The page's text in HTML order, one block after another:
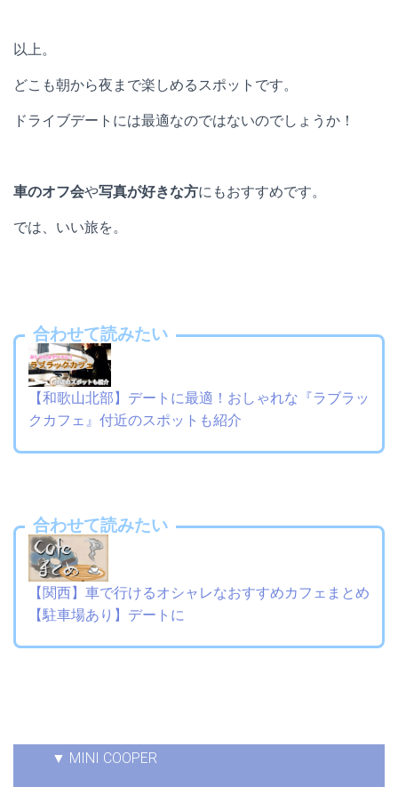
以上。
どこも朝から夜まで楽しめるスポットです。
ドライブデートには最適なのではないのでしょうか！
車のオフ会や写真が好きな方にもおすすめです。
では、いい旅を。
合わせて読みたい
【和歌山北部】デートに最適！おしゃれな『ラブラッ
クカフェ』付近のスポットも紹介
合わせて読みたい
【関西】車で行けるオシャレなおすすめカフェまとめ
【駐車場あり】デートに
▼ MINI COOPER